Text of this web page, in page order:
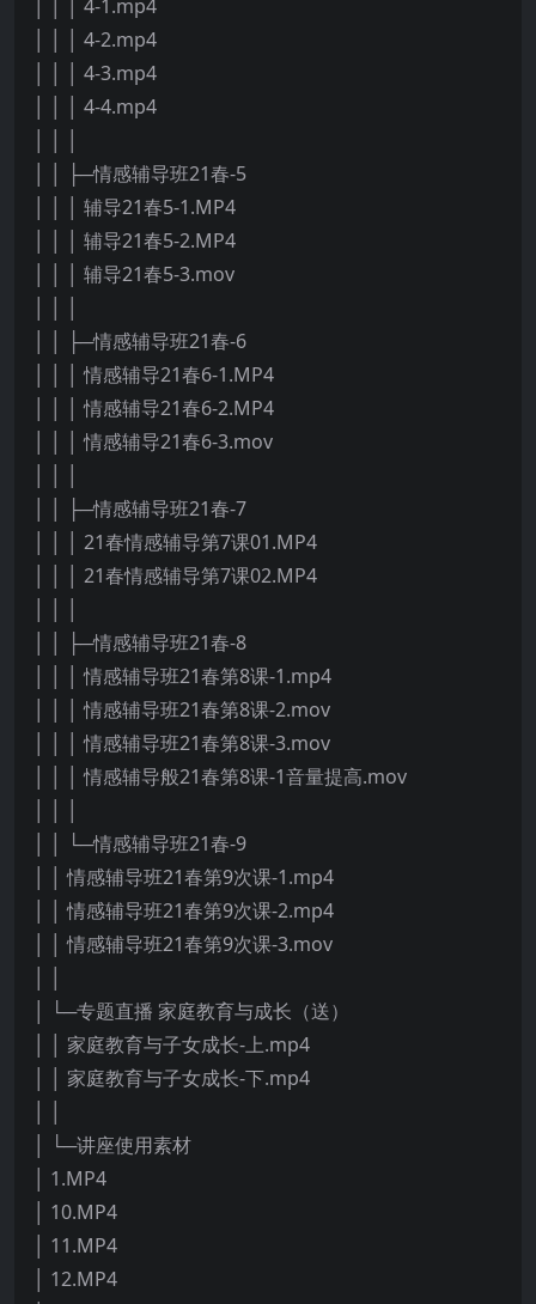
│ │ │ 4-1.mp4
│ │ │ 4-2.mp4
│ │ │ 4-3.mp4
│ │ │ 4-4.mp4
│ │ ├─情感辅导班21春-5
│ │ │ 辅导21春5-1.MP4
│ │ │ 辅导21春5-2.MP4
│ │ │ 辅导21春5-3.mov
│ │ ├─情感辅导班21春-6
│ │ │ 情感辅导21春6-1.MP4
│ │ │ 情感辅导21春6-2.MP4
│ │ │ 情感辅导21春6-3.mov
│ │ ├─情感辅导班21春-7
│ │ │ 21春情感辅导第7课01.MP4
│ │ │ 21春情感辅导第7课02.MP4
│ │ ├─情感辅导班21春-8
│ │ │ 情感辅导班21春第8课-1.mp4
│ │ │ 情感辅导班21春第8课-2.mov
│ │ │ 情感辅导班21春第8课-3.mov
│ │ │ 情感辅导般21春第8课-1音量提高.mov
│ │ └─情感辅导班21春-9
│ │ 情感辅导班21春第9次课-1.mp4
│ │ 情感辅导班21春第9次课-2.mp4
│ │ 情感辅导班21春第9次课-3.mov
│ └─专题直播 家庭教育与成长（送）
│ │ 家庭教育与子女成长-上.mp4
│ │ 家庭教育与子女成长-下.mp4
│ └─讲座使用素材
│ 1.MP4
│ 10.MP4
│ 11.MP4
│ 12.MP4